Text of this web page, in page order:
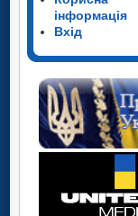
інформація
Вхід